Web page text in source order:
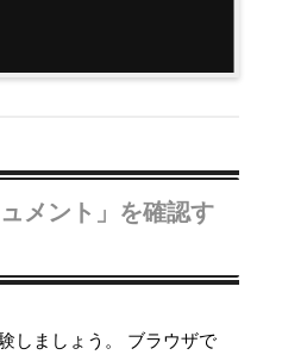
メント」を確認す
しましょう。 ブラウザで